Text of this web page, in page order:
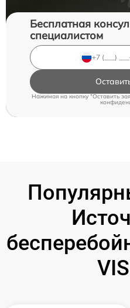
Бесплатная
специалистом
Нажимая на кнопку "Оставить